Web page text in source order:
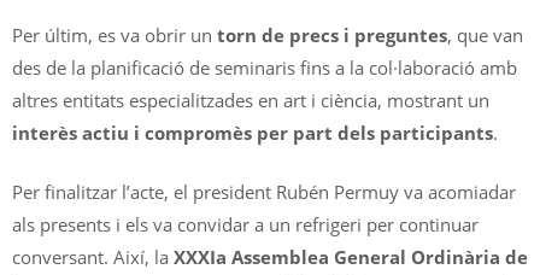
Per últim, es va obrir un torn de precs i preguntes, que van
des de la planificació de seminaris fins a la col·laboració amb
altres entitats especialitzades en art i ciència, mostrant un
interès actiu i compromès per part dels participants.
Per finalitzar l’acte, el president Rubén Permuy va acomiadar
als presents i els va convidar a un refrigeri per continuar
conversant. Així, la XXXIa Assemblea General Ordinària de